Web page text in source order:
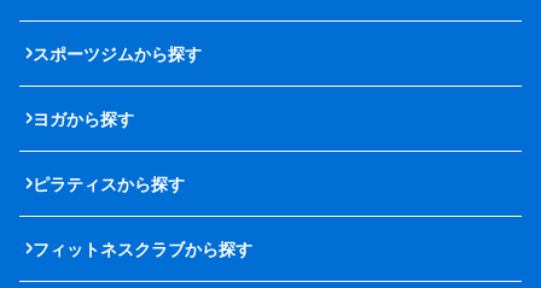
スポーツジムから探す
ヨガから探す
ピラティスから探す
フィットネスクラブから探す